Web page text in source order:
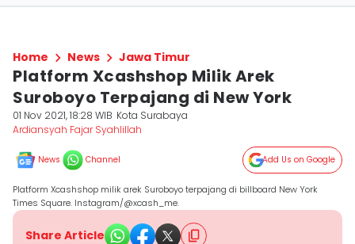
Home News Jawa Timur
Platform Xcashshop Milik Arek
Suroboyo Terpajang di New York
01 Nov 2021, 18:28 WIB Kota Surabaya
Ardiansyah Fajar Syahlillah
News Channel Add Us on Google
Platform Xcashshop milik arek Suroboyo terpajang di billboard New York
Times Square. Instagram/@xcash_me.
Share Article